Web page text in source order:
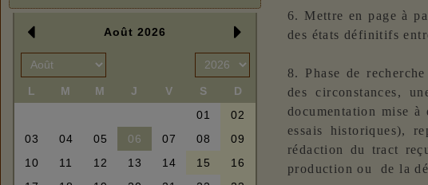
6. Mettre en page à
des états définitifs
8. Phase de recherche
des circonstances,
documentation mise
essais historiques),
rédaction du tract
production ou de la